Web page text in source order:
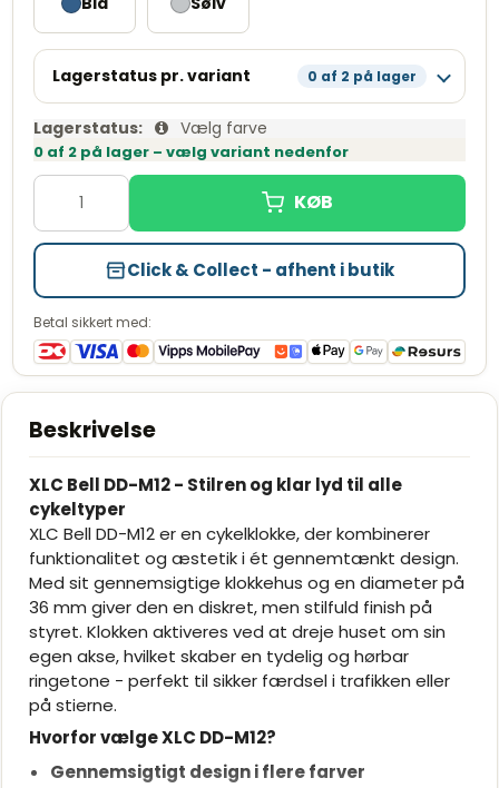
Lagerstatus pr. variant 0 af 2 på lager
Sølv
Lagerstatus: Vælg farve
0 af 2 på lager – vælg variant nedenfor
Click & Collect - afhent i butik
Betal sikkert med:
Beskrivelse
XLC Bell DD-M12 - Stilren og klar lyd til alle
cykeltyper
XLC Bell DD-M12 er en cykelklokke, der kombinerer
funktionalitet og æstetik i ét gennemtænkt design.
Med sit gennemsigtige klokkehus og en diameter på
36 mm giver den en diskret, men stilfuld finish på
styret. Klokken aktiveres ved at dreje huset om sin
egen akse, hvilket skaber en tydelig og hørbar
ringetone - perfekt til sikker færdsel i trafikken eller
på stierne.
Hvorfor vælge XLC DD-M12?
Gennemsigtigt design i flere farver